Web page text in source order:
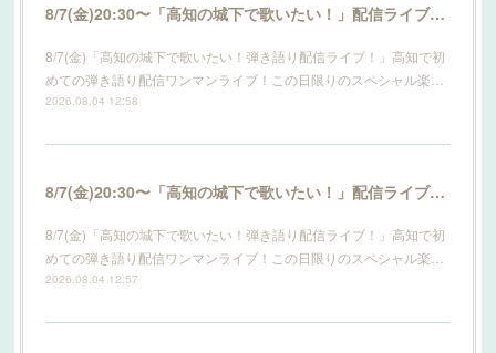
8/7(金)20:30〜「高知の城下で歌いたい！」配信ライブ開催！詳細はこちら！
8/7(金)「高知の城下で歌いたい！弾き語り配信ライブ！」高知で初
めての弾き語り配信ワンマンライブ！この日限りのスペシャル楽…
2026.08.04 12:58
8/7(金)20:30〜「高知の城下で歌いたい！」配信ライブ開催！詳細はこちら！
8/7(金)「高知の城下で歌いたい！弾き語り配信ライブ！」高知で初
めての弾き語り配信ワンマンライブ！この日限りのスペシャル楽…
2026.08.04 12:57